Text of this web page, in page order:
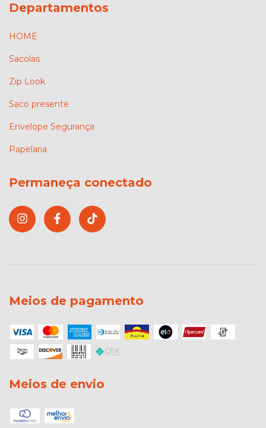
Departamentos
HOME
Sacolas
Zip Look
Saco presente
Envelope Segurança
Papelaria
Permaneça conectado
Meios de pagamento
Meios de envio